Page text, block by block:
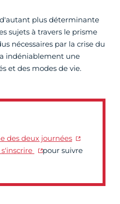
plus déterminante
sujets à travers le prisme
nécessaires par la crise du
indéniablement une
et des modes de vie.
des deux journées
pour suivre